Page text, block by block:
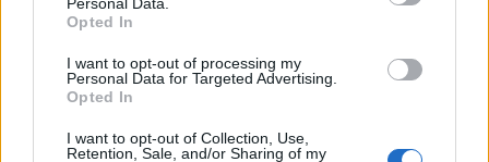
Opted In
I want to opt-out of processing my
Personal Data for Targeted Advertising.
Opted In
I want to opt-out of Collection, Use,
Retention, Sale, and/or Sharing of my